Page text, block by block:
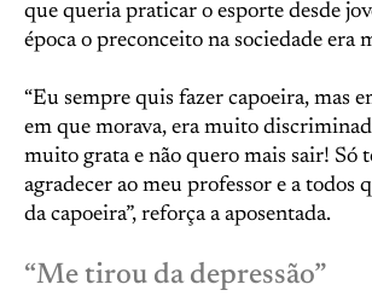
que queria praticar o esporte desde
época o preconceito na sociedade era
“Eu sempre quis fazer capoeira, mas
em que morava, era muito
muito grata e não quero mais sair! Só
agradecer ao meu professor e a todos
da capoeira”, reforça a aposentada.
“Me tirou da depressão”